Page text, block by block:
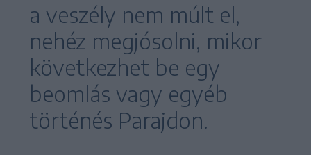
a veszély nem múlt el,
nehéz megjósolni, mikor
következhet be egy
beomlás vagy egyéb
történés Parajdon.